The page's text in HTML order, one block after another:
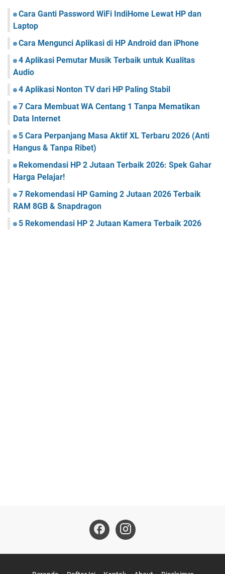
Cara Ganti Password WiFi IndiHome Lewat HP dan
Laptop
Cara Mengunci Aplikasi di HP Android dan iPhone
4 Aplikasi Pemutar Musik Terbaik untuk Kualitas
Audio
4 Aplikasi Nonton TV dari HP Paling Stabil
7 Cara Membuat WA Centang 1 Tanpa Mematikan
Data Internet
5 Cara Perpanjang Masa Aktif XL Terbaru 2026 (Anti
Hangus & Tanpa Ribet)
Rekomendasi HP 2 Jutaan Terbaik 2026: Spek Gahar
Harga Pelajar!
7 Rekomendasi HP Gaming 2 Jutaan 2026 Terbaik
RAM 8GB & Snapdragon
5 Rekomendasi HP 2 Jutaan Kamera Terbaik 2026